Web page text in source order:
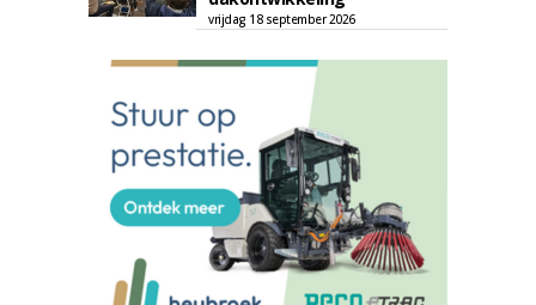
vrijdag 18 september 2026